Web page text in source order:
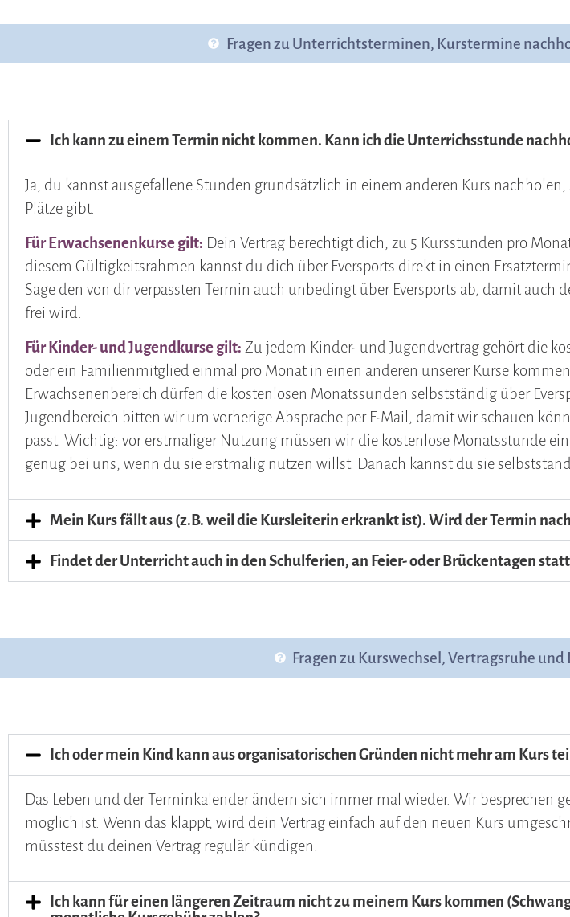
Fragen zu Unterrichtsterminen, Kurstermine
Ich kann zu einem Termin nicht kommen. Kann ich die Unterrichsstunde
Ja, du kannst ausgefallene Stunden grundsätzlich in einem anderen Kurs
Plätze gibt.
Für Erwachsenenkurse gilt: Dein Vertrag berechtigt dich, zu 5 Kursstunden pro
diesem Gültigkeitsrahmen kannst du dich über Eversports direkt in einen
Sage den von dir verpassten Termin auch unbedingt über Eversports ab, damit auch
frei wird.
Für Kinder- und Jugendkurse gilt: Zu jedem Kinder- und Jugendvertrag gehört die
oder ein Familienmitglied einmal pro Monat in einen anderen unserer Kurse
Erwachsenenbereich dürfen die kostenlosen Monatssunden selbstständig über
Jugendbereich bitten wir um vorherige Absprache per E-Mail, damit wir schauen
passt. Wichtig: vor erstmaliger Nutzung müssen wir die kostenlose Monatsstunde
genug bei uns, wenn du sie erstmalig nutzen willst. Danach kannst du sie
Mein Kurs fällt aus (z.B. weil die Kursleiterin erkrankt ist). Wird der Termin
Findet der Unterricht auch in den Schulferien, an Feier- oder Brückentagen
Fragen zu Kurswechsel, Vertragsruhe
Ich oder mein Kind kann aus organisatorischen Gründen nicht mehr am Kurs
Das Leben und der Terminkalender ändern sich immer mal wieder. Wir besprechen
möglich ist. Wenn das klappt, wird dein Vertrag einfach auf den neuen Kurs
müsstest du deinen Vertrag regulär kündigen.
Ich kann für einen längeren Zeitraum nicht zu meinem Kurs kommen